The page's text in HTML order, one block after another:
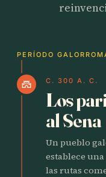
PERÍODO
castle C. 300 A. C.
Los
al Sena
Un pueblo
establece
las rutas